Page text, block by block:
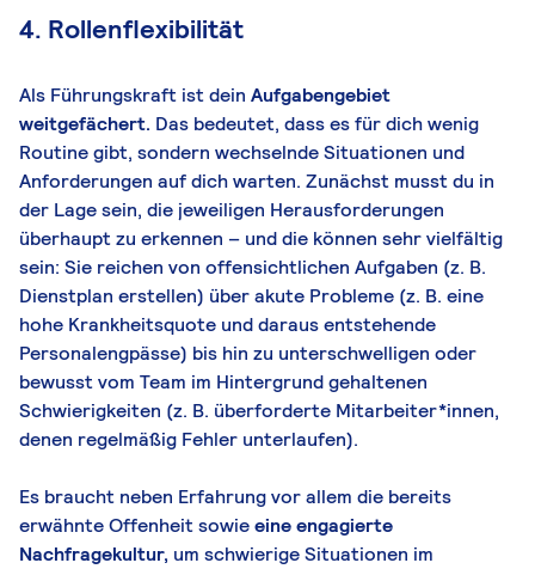
4. Rollenflexibilität
Als Führungskraft ist dein Aufgabengebiet
weitgefächert. Das bedeutet, dass es für dich wenig
Routine gibt, sondern wechselnde Situationen und
Anforderungen auf dich warten. Zunächst musst du in
der Lage sein, die jeweiligen Herausforderungen
überhaupt zu erkennen – und die können sehr vielfältig
sein: Sie reichen von offensichtlichen Aufgaben (z. B.
Dienstplan erstellen) über akute Probleme (z. B. eine
hohe Krankheitsquote und daraus entstehende
Personalengpässe) bis hin zu unterschwelligen oder
bewusst vom Team im Hintergrund gehaltenen
Schwierigkeiten (z. B. überforderte Mitarbeiter*innen,
denen regelmäßig Fehler unterlaufen).
Es braucht neben Erfahrung vor allem die bereits
erwähnte Offenheit sowieeine engagierte
Nachfragekultur, um schwierige Situationen im